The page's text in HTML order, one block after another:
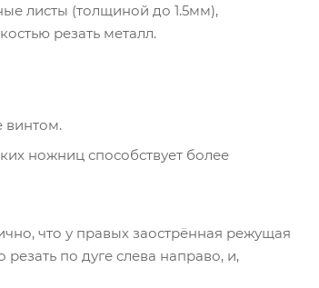
листы (толщиной до 1.5мм),
резать металл.
винтом.
ножниц способствует более
что у правых заострённая режущая
по дуге слева направо, и,